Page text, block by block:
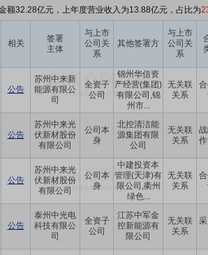
额32.28亿元，上年度营业收入为13.88亿元，占比为
相关
签署
主体
与上市
公司关
系
其他签署方
与上市
公司关
系
公告
苏州中来新
能源有限公
司
全资子
公司
锦州华信资
产经营(集团)
有限公司,锦
州市...
无关联
关系
公告
苏州中来光
伏新材股份
有限公司
公司本
身
北控清洁能
源集团有限
公司
无关联
关系
公告
苏州中来光
伏新材股份
有限公司
公司本
身
中建投资本
管理(天津)有
限公司,衢州
绿色...
无关联
关系
公告
泰州中光电
科技有限公
司
全资子
公司
江苏中军金
控新能源有
限公司
无关联
关系